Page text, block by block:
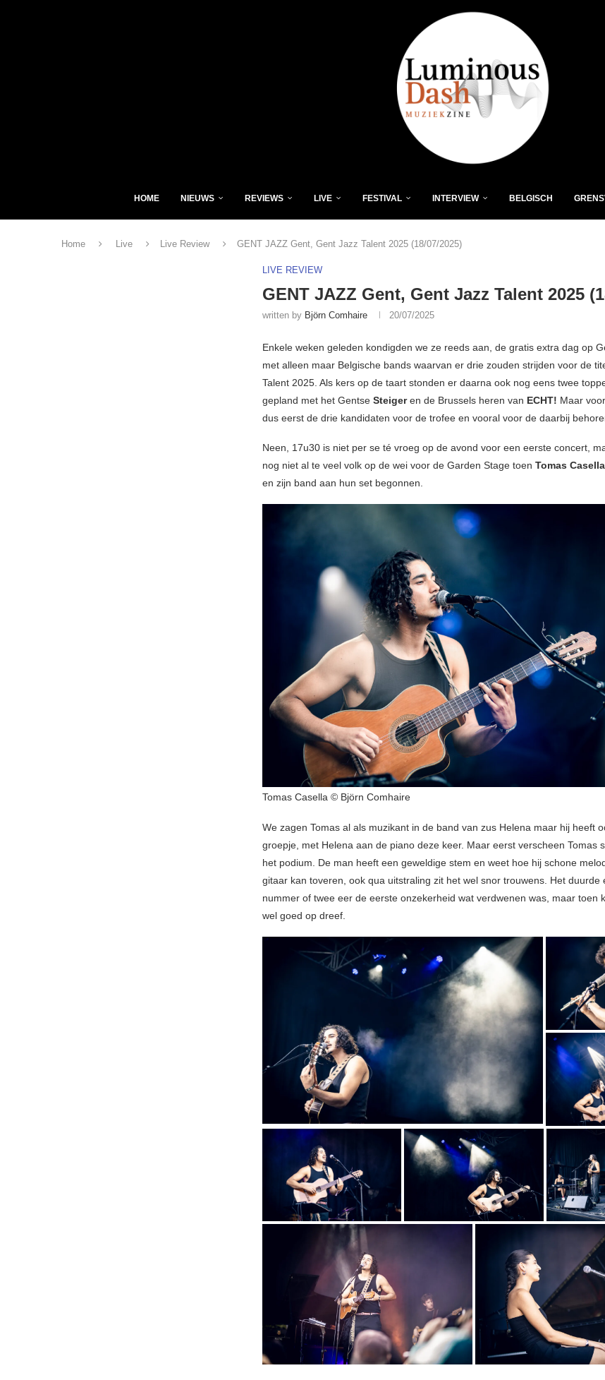
HOME NIEUWS REVIEWS LIVE FESTIVAL INTERVIEW BELGISCH
Home Live Live Review GENT JAZZ Gent, Gent Jazz Talent 2025 (18/07/2025)
LIVE REVIEW
GENT JAZZ Gent, Gent Jazz Talent 2025
written by Björn Comhaire 20/07/2025
Enkele weken geleden kondigden we ze reeds aan, de gratis extra dag op
met alleen maar Belgische bands waarvan er drie zouden strijden voor de
Talent 2025. Als kers op de taart stonden er daarna ook nog eens twee
gepland met het Gentse Steigeren de Brussels heren van ECHT! Maar
dus eerst de drie kandidaten voor de trofee en vooral voor de daarbij
Neen, 17u30 is niet per se té vroeg op de avond voor een eerste concert,
nog niet al te veel volk op de wei voor de Garden Stage toen Tomas Casella
en zijn band aan hun set begonnen.
Tomas Casella © Björn Comhaire
We zagen Tomas al als muzikant in de band van zus Helena maar hij heeft
groepje, met Helena aan de piano deze keer. Maar eerst verscheen Tomas
het podium. De man heeft een geweldige stem en weet hoe hij schone
gitaar kan toveren, ook qua uitstraling zit het wel snor trouwens. Het duurde
nummer of twee eer de eerste onzekerheid wat verdwenen was, maar toen
wel goed op dreef.